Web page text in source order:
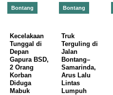
Bontang
Kecelakaan
Tunggal di
Depan
Gapura BSD,
2 Orang
Korban
Diduga
Mabuk
Bontang
Truk
Terguling di
Jalan
Bontang–
Samarinda,
Arus Lalu
Lintas
Lumpuh